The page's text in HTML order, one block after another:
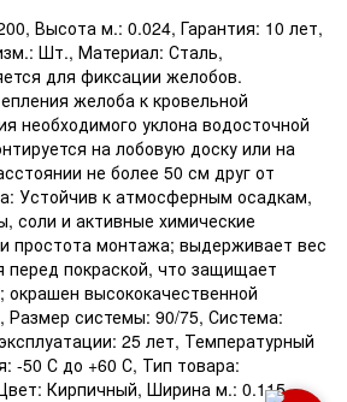
Высота м.: 0.024, Гарантия: 10 лет,
Шт., Материал: Сталь,
для фиксации желобов.
желоба к кровельной
необходимого уклона водосточной
на лобовую доску или на
не более 50 см друг от
Устойчив к атмосферным осадкам,
соли и активные химические
простота монтажа; выдерживает вес
перед покраской, что защищает
окрашен высококачественной
Размер системы: 90/75, Система:
25 лет, Температурный
-50 С до +60 С, Тип товара:
Кирпичный, Ширина м.: 0.115